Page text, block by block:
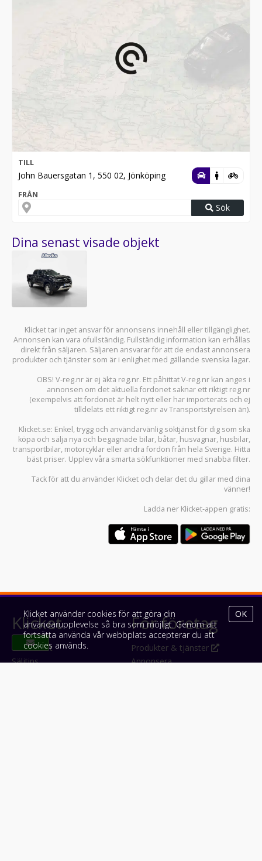
TILL
John Bauersgatan 1, 550 02, Jönköping
FRÅN
Sök
Dina senast visade objekt
Klicket tar inget ansvar för annonsens innehåll eller tillgänglighet.
Annonsen kan vara ofullständig. Fullständig information kan erhållas
direkt från säljaren. Säljaren ansvarar för att de endast annonsera
produkter och tjänster som är i enlighet med gällande svenska lagar.
OBS! V-reg.nr är ej äkta reg.nr. Ett påhittat V-reg.nr kan anges i
annonsen om det aktuella fordonet saknar ett riktigt reg.nr
(exempelvis att fordonet är helt nytt eller har importerats och ej
tilldelats ett riktigt reg.nr av Transportstyrelsen än).
Klicket.se: Enkel, trygg och användarvänlig söktjänst för dig som ska
köpa och sälja nya och begagnade bilar, båtar, husvagnar, husbilar,
transportbilar, motorcyklar eller andra fordon från hela Sverige. Hitta
bäst priser. Upplev våra smarta sökfunktioner med snabba filter.
Tack för att du använder Klicket och delar det du gillar med dina
vänner!
Ladda ner Klicket-appen gratis:
Klicket
Om Klicket
Säljtips
För företag
Produkter & tjänster
Annonsera
Klicket använder cookies för att göra din
användarupplevelse så bra som möjligt. Genom att
fortsätta använda vår webbplats accepterar du att
cookies används.
OK